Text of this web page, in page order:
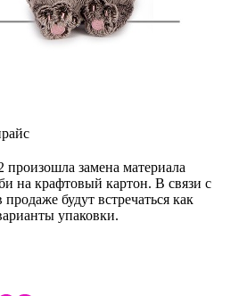
замена материала
на крафтовый картон. В связи с
будут встречаться как
упаковки.